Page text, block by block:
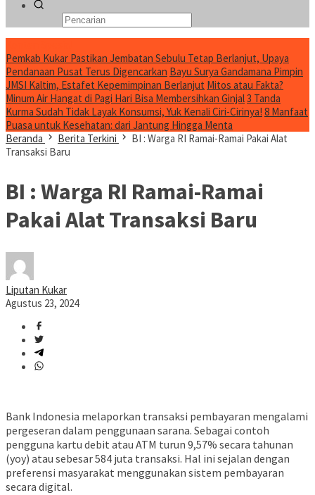
Pemkab Kukar Pastikan Jembatan Sebulu Tetap Berlanjut, Upaya
Pendanaan Pusat Terus Digencarkan Bayu Surya Gandamana Pimpin
JMSI Kaltim, Estafet Kepemimpinan Berlanjut Mitos atau Fakta?
Minum Air Hangat di Pagi Hari Bisa Membersihkan Ginjal3 Tanda
Kurma Sudah Tidak Layak Konsumsi, Yuk Kenali Ciri-Cirinya! 8 Manfaat
Puasa untuk Kesehatan: dari Jantung Hingga Menta
Beranda
Berita Terkini
BI : Warga RI Ramai-Ramai Pakai Alat
Transaksi Baru
BI : Warga RI Ramai-Ramai
Pakai Alat Transaksi Baru
Liputan Kukar
Agustus 23, 2024
Bank Indonesia melaporkan transaksi pembayaran mengalami
pergeseran dalam penggunaan sarana. Sebagai contoh
pengguna kartu debit atau ATM turun 9,57% secara tahunan
(yoy) atau sebesar 584 juta transaksi. Hal ini sejalan dengan
preferensi masyarakat menggunakan sistem pembayaran
secara digital.